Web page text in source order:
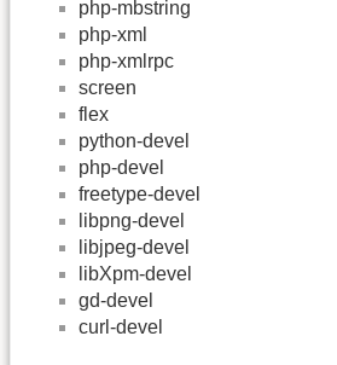
php-mbstring
php-xml
php-xmlrpc
screen
flex
python-devel
php-devel
freetype-devel
libpng-devel
libjpeg-devel
libXpm-devel
gd-devel
curl-devel